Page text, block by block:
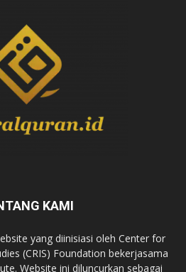
KAMI
yang diinisiasi oleh Center for
(CRIS) Foundation bekerjasama
Website ini diluncurkan sebagai